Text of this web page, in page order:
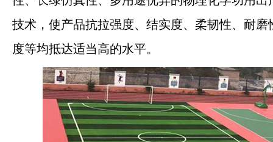
胶EPDM地材、粘合剂、人造草坪等体育运动
技术，使产品抗拉强度、结实度、柔韧性、耐磨
度等均抵达适当高的水平。